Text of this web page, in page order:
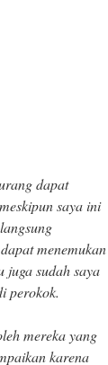
dapat
saya ini
menemukan
juga sudah saya
perokok.
mereka yang
karena